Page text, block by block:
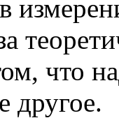
что
другое.